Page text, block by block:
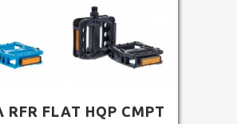
FLAT HQP CMPT